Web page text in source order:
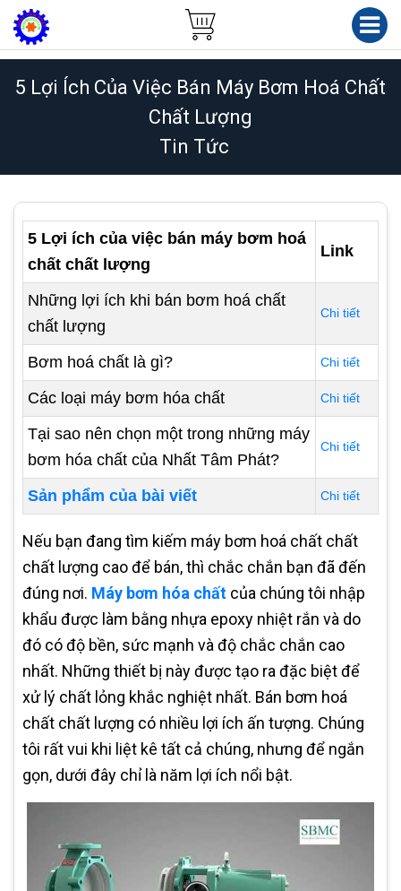
5 Lợi Ích Của Việc Bán Máy Bơm Hoá Chất
Chất Lượng
Tin Tức
5 Lợi ích của việc bán máy bơm hoá
chất chất lượng
Link
Những lợi ích khi bán bơm hoá chất
chất lượng
Chi tiết
Bơm hoá chất là gì? Chi tiết
Các loại máy bơm hóa chất Chi tiết
Tại sao nên chọn một trong những máy
bơm hóa chất của Nhất Tâm Phát?
Chi tiết
Sản phẩm của bài viết Chi tiết
Nếu bạn đang tìm kiếm máy bơm hoá chất chất
chất lượng cao để bán, thì chắc chắn bạn đã đến
đúng nơi. Máy bơm hóa chất của chúng tôi nhập
khẩu được làm bằng nhựa epoxy nhiệt rắn và do
đó có độ bền, sức mạnh và độ chắc chắn cao
nhất. Những thiết bị này được tạo ra đặc biệt để
xử lý chất lỏng khắc nghiệt nhất. Bán bơm hoá
chất chất lượng có nhiều lợi ích ấn tượng. Chúng
tôi rất vui khi liệt kê tất cả chúng, nhưng để ngắn
gọn, dưới đây chỉ là năm lợi ích nổi bật.